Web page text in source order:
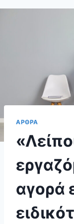
ΑΡΘΡΑ
αγορά